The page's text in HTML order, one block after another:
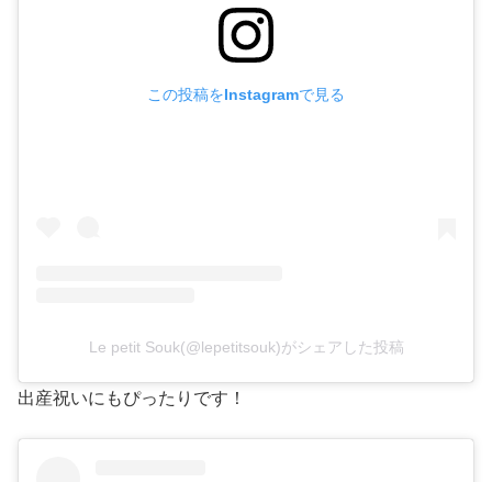
この投稿をInstagramで見る
Le petit Souk(@lepetitsouk)がシェアした投稿
出産祝いにもぴったりです！